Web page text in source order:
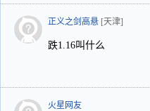
正义之剑高悬 [天津]
跌1.16叫什么
火星网友